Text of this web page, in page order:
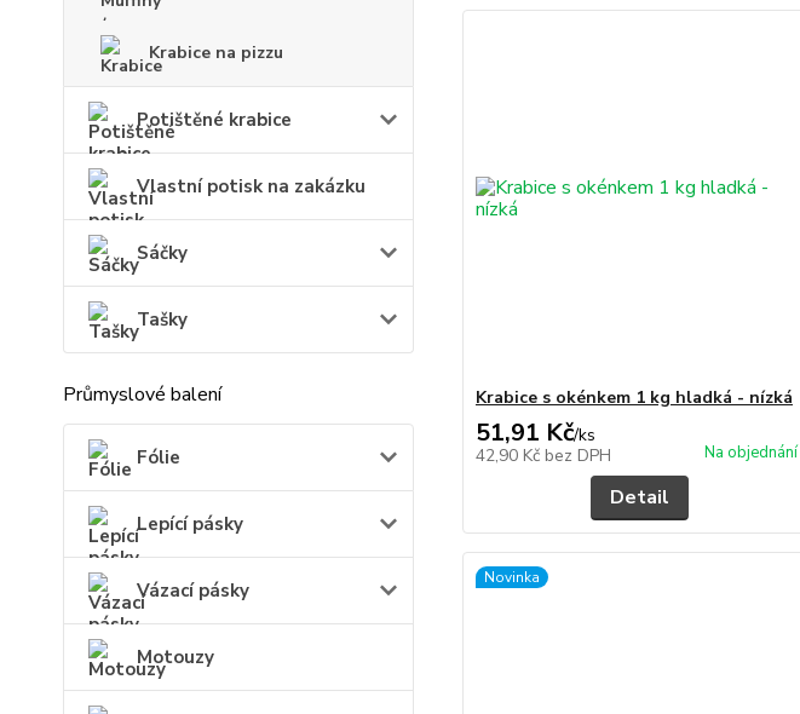
Krabice na pizzu
Potištěné krabice
Vlastní potisk na zakázku
Sáčky
Tašky
Průmyslové balení
Fólie
Lepící pásky
Vázací pásky
Motouzy
Krabice s okénkem 1 kg hladká - nízká
51,91 Kč/ks
42,90 Kč bez DPH Na objednání
Detail
Novinka